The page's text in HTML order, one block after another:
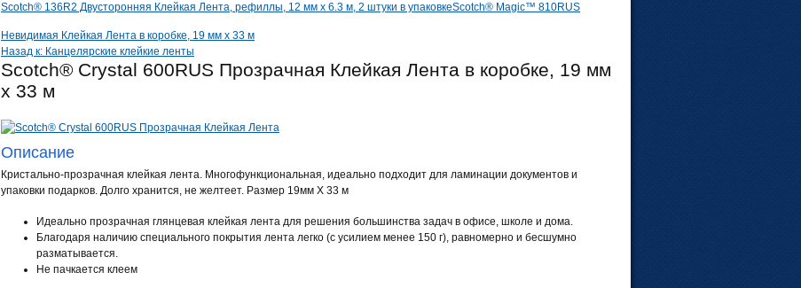
Scotch® 136R2 Двусторонняя Клейкая Лента, рефиллы, 12 мм х 6.3 м, 2 штуки в упаковкеScotch® Magic™ 810RUS
Невидимая Клейкая Лента в коробке, 19 мм х 33 м
Назад к: Канцелярские клейкие ленты
Scotch® Crystal 600RUS Прозрачная Клейкая Лента в коробке, 19 мм
х 33 м
Описание
Кристально-прозрачная клейкая лента. Многофункциональная, идеально подходит для ламинации документов и
упаковки подарков. Долго хранится, не желтеет. Размер 19мм Х 33 м
Идеально прозрачная глянцевая клейкая лента для решения большинства задач в офисе, школе и дома.
Благодаря наличию специального покрытия лента легко (с усилием менее 150 г), равномерно и бесшумно
разматывается.
Не пачкается клеем